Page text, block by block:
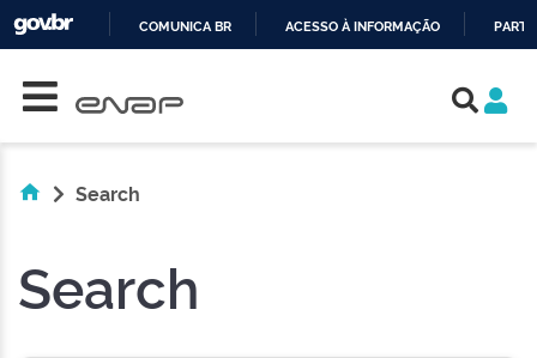
COMUNICA BR ACESSO À INFORMAÇÃO
Search
Search